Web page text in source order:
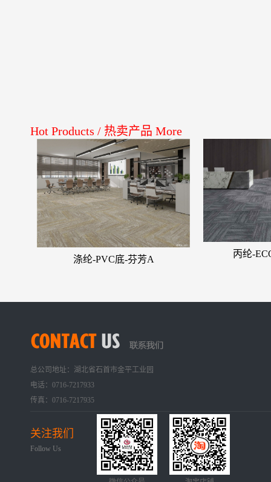
Hot Products / 热卖产品 More
涤纶-PVC底-芬芳A 丙纶-
总公司地址：湖北省石首市金平工业园
电话：0716-7217933
传真：0716-7217935
关注我们
Follow Us